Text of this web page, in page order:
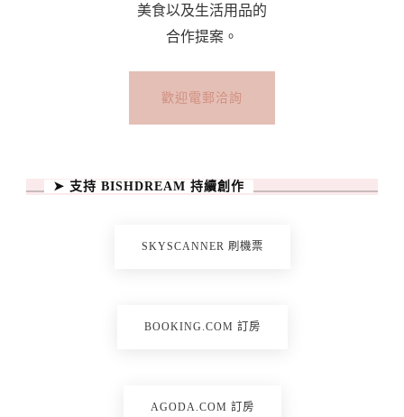
美食以及生活用品的
合作提案。
歡迎電郵洽詢
➤ 支持 BISHDREAM 持續創作
SKYSCANNER 刷機票
BOOKING.COM 訂房
AGODA.COM 訂房